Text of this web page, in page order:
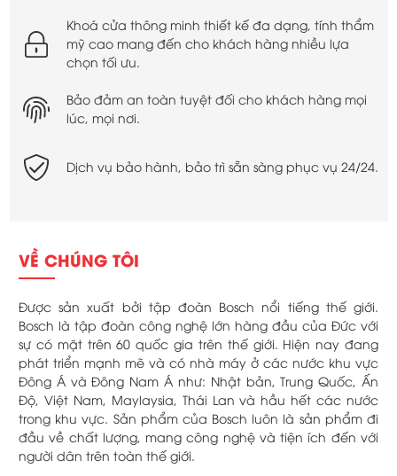
Khoá cửa thông minh thiết kế đa dạng, tính thẩm
mỹ cao mang đến cho khách hàng nhiều lựa
chọn tối ưu.
Bảo đảm an toàn tuyệt đối cho khách hàng mọi
lúc, mọi nơi.
Dịch vụ bảo hành, bảo trì sẵn sàng phục vụ 24/24.
VỀ CHÚNG TÔI
Được sản xuất bởi tập đoàn Bosch nổi tiếng thế giới.
Bosch là tập đoàn công nghệ lớn hàng đầu của Đức với
sự có mặt trên 60 quốc gia trên thế giới. Hiện nay đang
phát triển mạnh mẽ và có nhà máy ở các nước khu vực
Đông Á và Đông Nam Á như: Nhật bản, Trung Quốc, Ấn
Độ, Việt Nam, Maylaysia, Thái Lan và hầu hết các nước
trong khu vực. Sản phẩm của Bosch luôn là sản phẩm đi
đầu về chất lượng, mang công nghệ và tiện ích đến với
người dân trên toàn thế giới.